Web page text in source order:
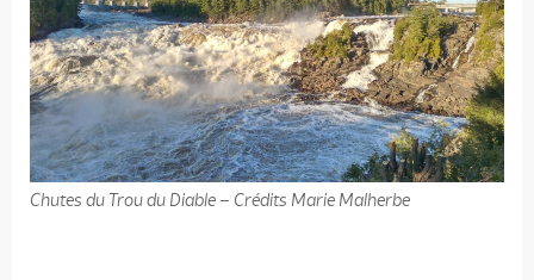
Chutes du Trou du Diable – Crédits Marie Malherbe